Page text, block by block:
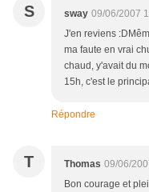
S sway 09/06/2007
J'en reviens
ma faute en vrai
chaud, y'avait du
15h, c'est le
Répondre
T Thomas 09/06/
Bon courage et